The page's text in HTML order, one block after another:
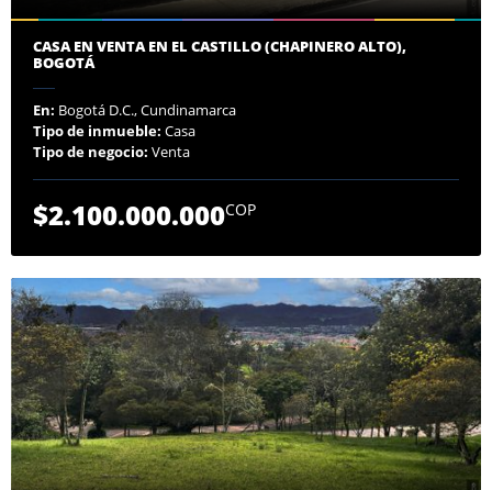
CASA EN VENTA EN EL CASTILLO (CHAPINERO ALTO),
BOGOTÁ
En: Bogotá D.C., Cundinamarca
Tipo de inmueble: Casa
Tipo de negocio: Venta
$2.100.000.000COP